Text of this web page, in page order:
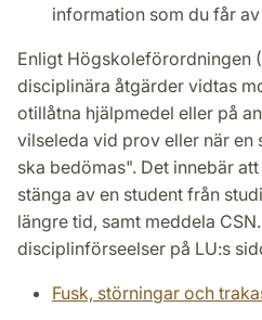
information som du får
Enligt Högskoleförordningen
disciplinära åtgärder vidtas
otillåtna hjälpmedel eller på
vilseleda vid prov eller när en
ska bedömas". Det innebär
stänga av en student från
längre tid, samt meddela
disciplinförseelser på LU:s
Fusk, störningar och